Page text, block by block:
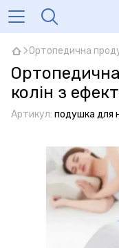
Ортопедична
колін з
Артикул: подушка для